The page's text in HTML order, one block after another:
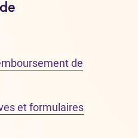
de
et formulaires